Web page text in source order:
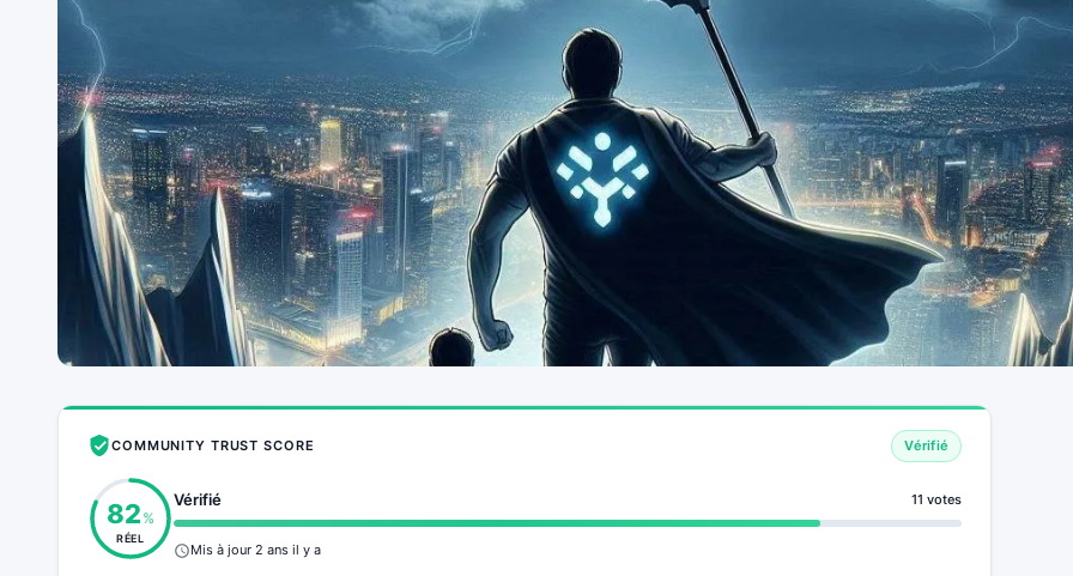
COMMUNITY TRUST SCORE Vérifié
82 %
RÉEL
Vérifié 11 votes
Mis à jour 2 ans il y a